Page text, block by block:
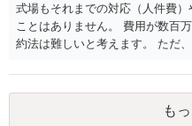
式場もそれまでの対応（人件費
ことはありません。 費用が数百
約法は難しいと考えます。 ただ
ということになり、解約するの
も